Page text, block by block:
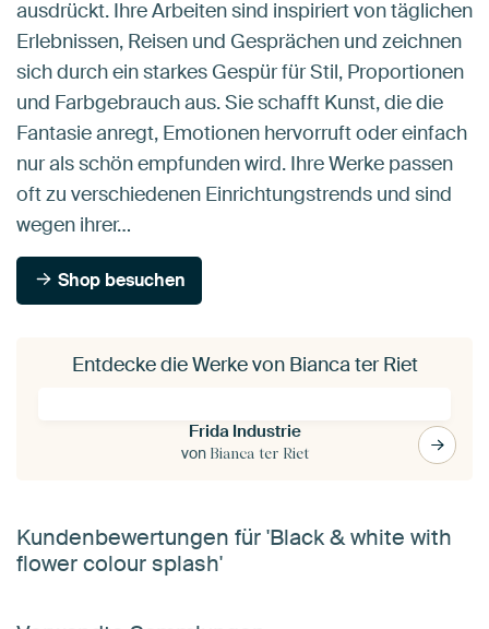
ausdrückt. Ihre Arbeiten sind inspiriert von täglichen
Erlebnissen, Reisen und Gesprächen und zeichnen
sich durch ein starkes Gespür für Stil, Proportionen
und Farbgebrauch aus. Sie schafft Kunst, die die
Fantasie anregt, Emotionen hervorruft oder einfach
nur als schön empfunden wird. Ihre Werke passen
oft zu verschiedenen Einrichtungstrends und sind
wegen ihrer…
Shop besuchen
Entdecke die Werke von Bianca ter Riet
Frida Industrie
von Bianca ter Riet
Kundenbewertungen für 'Black & white with
flower colour splash'